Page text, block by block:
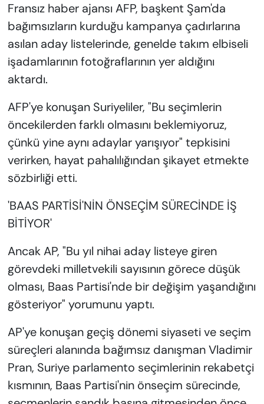
Fransız haber ajansı AFP, başkent Şam'da
bağımsızların kurduğu kampanya çadırlarına
asılan aday listelerinde, genelde takım elbiseli
işadamlarının fotoğraflarının yer aldığını
aktardı.
AFP'ye konuşan Suriyeliler, "Bu seçimlerin
öncekilerden farklı olmasını beklemiyoruz,
çünkü yine aynı adaylar yarışıyor" tepkisini
verirken, hayat pahalılığından şikayet etmekte
sözbirliği etti.
'BAAS PARTİSİ'NİN ÖNSEÇİM SÜRECİNDE İŞ
BİTİYOR'
Ancak AP, "Bu yıl nihai aday listeye giren
görevdeki milletvekili sayısının görece düşük
olması, Baas Partisi'nde bir değişim yaşandığını
gösteriyor" yorumunu yaptı.
AP'ye konuşan geçiş dönemi siyaseti ve seçim
süreçleri alanında bağımsız danışman Vladimir
Pran, Suriye parlamento seçimlerinin rekabetçi
kısmının, Baas Partisi'nin önseçim sürecinde,